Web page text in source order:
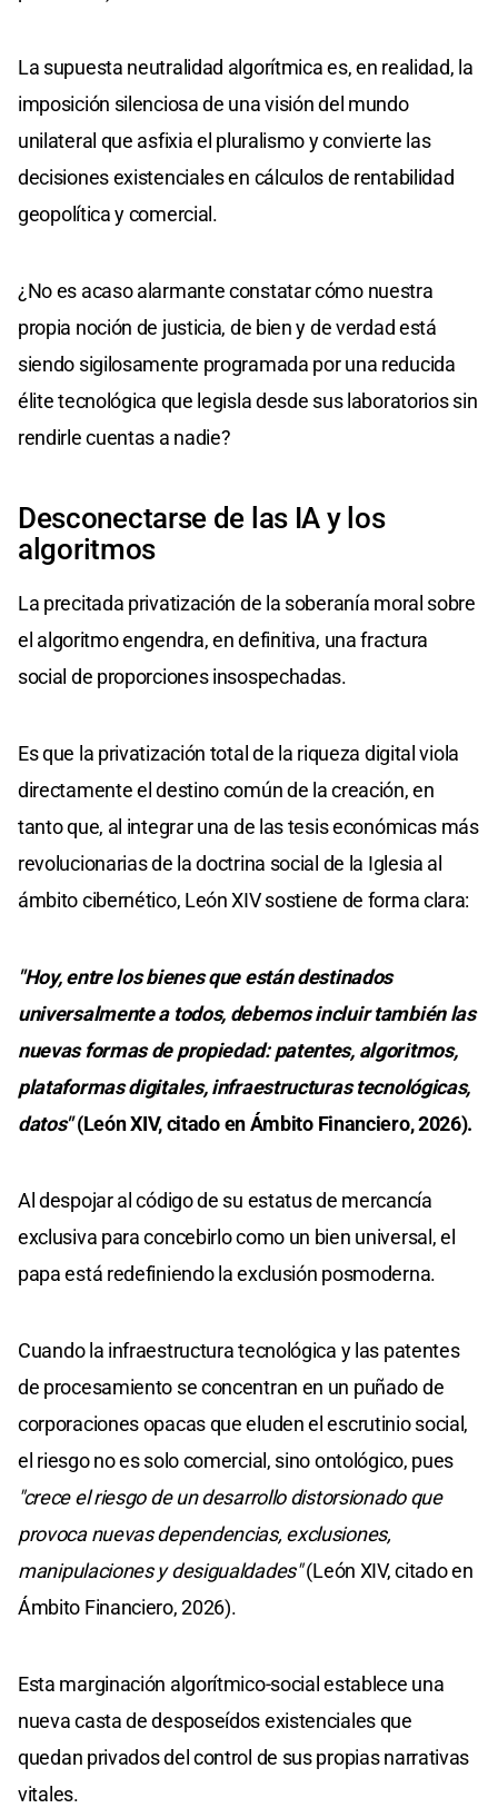
La supuesta neutralidad algorítmica es, en realidad, la
imposición silenciosa de una visión del mundo
unilateral que asfixia el pluralismo y convierte las
decisiones existenciales en cálculos de rentabilidad
geopolítica y comercial.
¿No es acaso alarmante constatar cómo nuestra
propia noción de justicia, de bien y de verdad está
siendo sigilosamente programada por una reducida
élite tecnológica que legisla desde sus laboratorios sin
rendirle cuentas a nadie?
Desconectarse de las IA y los
algoritmos
La precitada privatización de la soberanía moral sobre
el algoritmo engendra, en definitiva, una fractura
social de proporciones insospechadas.
Es que la privatización total de la riqueza digital viola
directamente el destino común de la creación, en
tanto que, al integrar una de las tesis económicas más
revolucionarias de la doctrina social de la Iglesia al
ámbito cibernético, León XIV sostiene de forma clara:
"Hoy, entre los bienes que están destinados
universalmente a todos, debemos incluir también las
nuevas formas de propiedad: patentes, algoritmos,
plataformas digitales, infraestructuras tecnológicas,
datos"(León XIV, citado en Ámbito Financiero, 2026).
Al despojar al código de su estatus de mercancía
exclusiva para concebirlo como un bien universal, el
papa está redefiniendo la exclusión posmoderna.
Cuando la infraestructura tecnológica y las patentes
de procesamiento se concentran en un puñado de
corporaciones opacas que eluden el escrutinio social,
el riesgo no es solo comercial, sino ontológico, pues
"crece el riesgo de un desarrollo distorsionado que
provoca nuevas dependencias, exclusiones,
manipulaciones y desigualdades"(León XIV, citado en
Ámbito Financiero, 2026).
Esta marginación algorítmico-social establece una
nueva casta de desposeídos existenciales que
quedan privados del control de sus propias narrativas
vitales.